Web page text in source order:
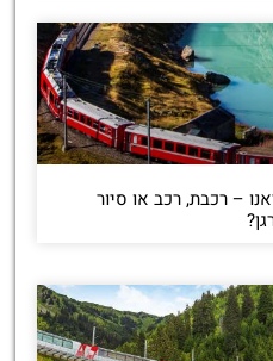
– רכבת, רכב או סיור